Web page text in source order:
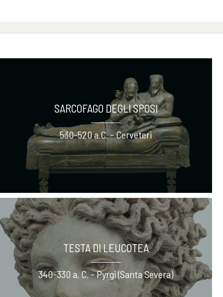
SARCOFAGO DEGLI SPOSI
530-520 a.C. - Cerveteri
TESTA DI LEUCOTEA
340-330 a. C. - Pyrgi (Santa Severa)